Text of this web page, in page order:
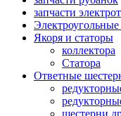
запчасти
Якоря и статоры
коллектора
Статора
Ответные
шестерни